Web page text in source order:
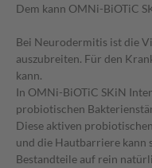
Dem kann OMNi-BiOTiC
Bei Neurodermitis ist die
auszubreiten. Für den
kann.
In OMNi-BiOTiC SKiN
probiotischen
Diese aktiven
und die Hautbarriere kann
Bestandteile auf rein